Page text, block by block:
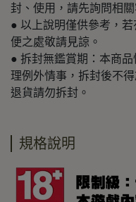
封、使用，請先詢問相關
● 以上說明僅供參考，
便之處敬請見諒。
​​​​​● 拆封無鑑賞期：本商
理例外情事，拆封後不
退貨請勿拆封。
規格說明